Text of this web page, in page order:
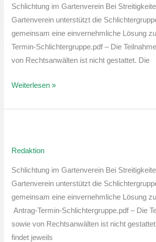
Schlichtung im Gartenverein Bei
Gartenverein unterstützt die
gemeinsam eine einvernehmliche Lösung
Termin-Schlichtergruppe.pdf – Die
von Rechtsanwälten ist nicht gestattet. Die
Weiterlesen »
Redaktion
Schlichtung im Gartenverein Bei
Gartenverein unterstützt die
gemeinsam eine einvernehmliche Lösung
Antrag-Termin-Schlichtergruppe.pdf – Die
sowie von Rechtsanwälten ist nicht
findet jeweils
Schlichtergruppe